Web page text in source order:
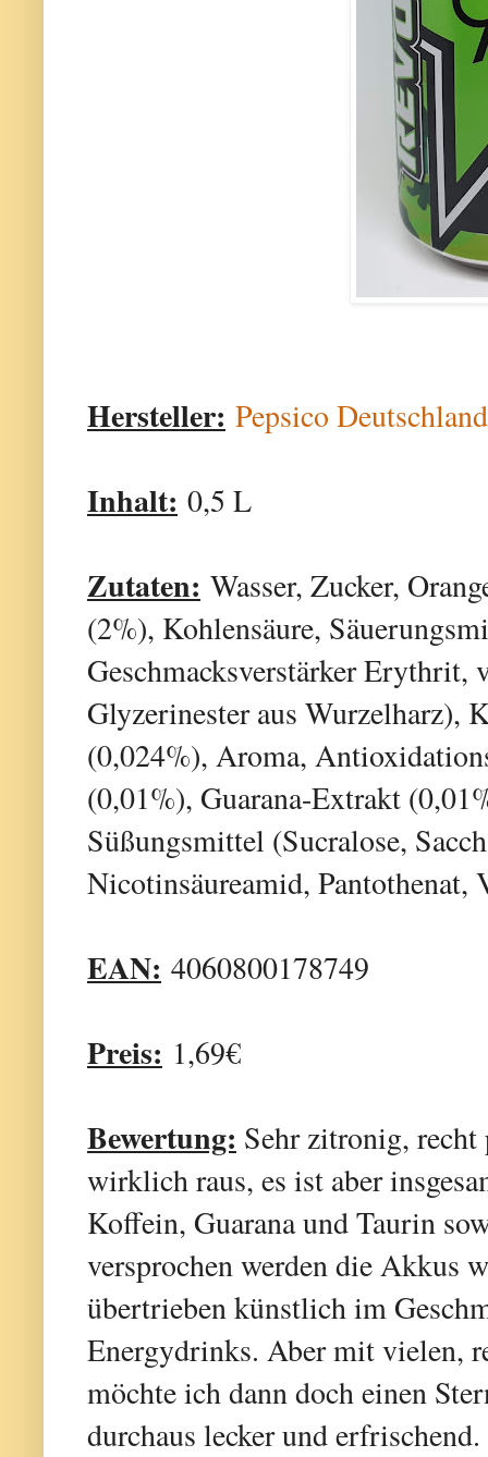
Hersteller: Pepsico
Inhalt: 0,5 L
Zutaten: Wasser, Zucker,
(2%), Kohlensäure,
Geschmacksverstärker
Glyzerinester aus Wurzelharz),
(0,024%), Aroma,
(0,01%), Guarana-Extrakt
Süßungsmittel (Sucralose,
Nicotinsäureamid,
EAN: 4060800178749
Preis: 1,69€
Bewertung: Sehr zitronig,
wirklich raus, es ist aber
Koffein, Guarana und Taurin
versprochen werden die Akkus
übertrieben künstlich im
Energydrinks. Aber mit vielen,
möchte ich dann doch einen
durchaus lecker und erfrischend.